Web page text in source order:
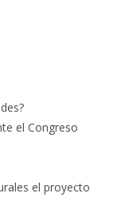
el Congreso
el proyecto